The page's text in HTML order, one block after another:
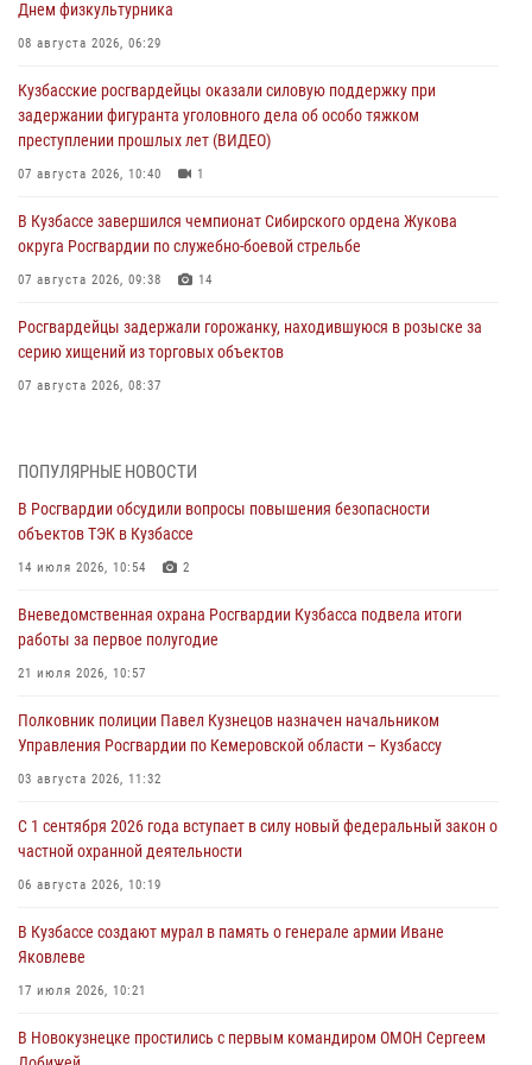
Днем физкультурника
08 августа 2026, 06:29
Кузбасские росгвардейцы оказали силовую поддержку при
задержании фигуранта уголовного дела об особо тяжком
преступлении прошлых лет (ВИДЕО)
07 августа 2026, 10:40 1
В Кузбассе завершился чемпионат Сибирского ордена Жукова
округа Росгвардии по служебно-боевой стрельбе
07 августа 2026, 09:38 14
Росгвардейцы задержали горожанку, находившуюся в розыске за
серию хищений из торговых объектов
07 августа 2026, 08:37
Росгвардейцы обеспечили безопасность «Поезда Победы» в
Кузбассе
Генерал-полковник Олег Плохой поздравил специалистов
организационно-штатных подразделений Росгвардии с
07 августа 2026, 05:32
С 1 сентября 2026 года вступает в силу новый федеральный закон о
06 августа 2026, 10:19
Росгвардейцы задержали предполагаемого виновника причинения
06 августа 2026, 09:18
ПОПУЛЯРНЫЕ НОВОСТИ
В Росгвардии обсудили вопросы повышения безопасности
объектов ТЭК в Кузбассе
14 июля 2026, 10:54 2
Вневедомственная охрана Росгвардии Кузбасса подвела итоги
работы за первое полугодие
21 июля 2026, 10:57
Полковник полиции Павел Кузнецов назначен начальником
Управления Росгвардии по Кемеровской области – Кузбассу
03 августа 2026, 11:32
С 1 сентября 2026 года вступает в силу новый федеральный закон о
частной охранной деятельности
06 августа 2026, 10:19
В Кузбассе создают мурал в память о генерале армии Иване
Яковлеве
17 июля 2026, 10:21
В Новокузнецке простились с первым командиром ОМОН Сергеем